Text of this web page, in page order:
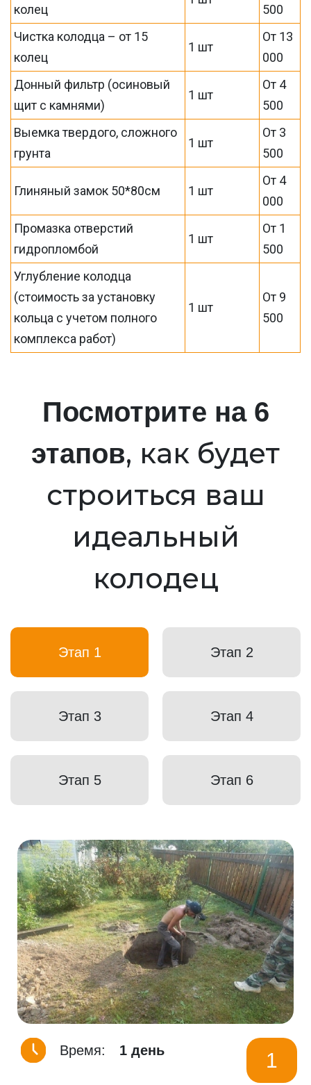
колец
500
Чистка колодца – от 15
колец
1 шт
От 13
000
Донный фильтр (осиновый
щит с камнями)
1 шт
От 4
500
Выемка твердого, сложного
грунта
1 шт
От 3
500
Глиняный замок 50*80см 1 шт
От 4
000
Промазка отверстий
гидропломбой
1 шт
От 1
500
Углубление колодца
(стоимость за установку
кольца с учетом полного
комплекса работ)
1 шт
От 9
500
Посмотрите на 6
этапов, как будет
строиться ваш
идеальный
колодец
Этап 1 Этап 2
Этап 3 Этап 4
Этап 5 Этап 6
Время: 1 день 1